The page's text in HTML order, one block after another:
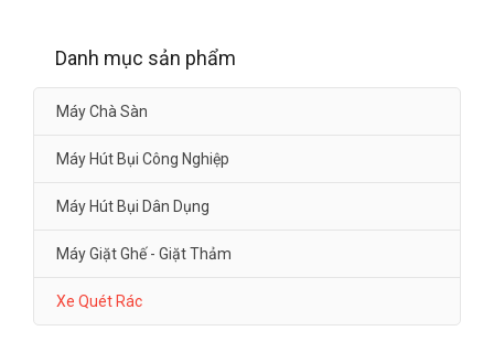
Danh mục sản phẩm
Máy Chà Sàn
Máy Hút Bụi Công Nghiệp
Máy Hút Bụi Dân Dụng
Máy Giặt Ghế - Giặt Thảm
Xe Quét Rác